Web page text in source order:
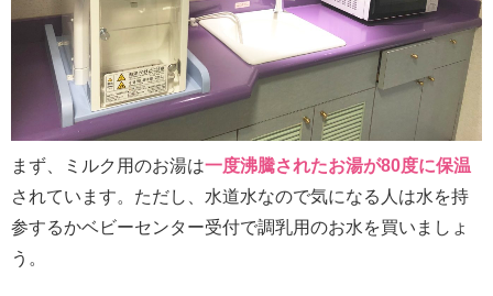
まず、ミルク用のお湯は一度沸騰されたお湯が80度に保温
されています。ただし、水道水なので気になる人は水を持
参するかベビーセンター受付で調乳用のお水を買いましょ
う。